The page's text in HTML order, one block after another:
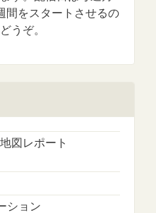
間をスタートさせるの
うぞ。
図レポート
ション